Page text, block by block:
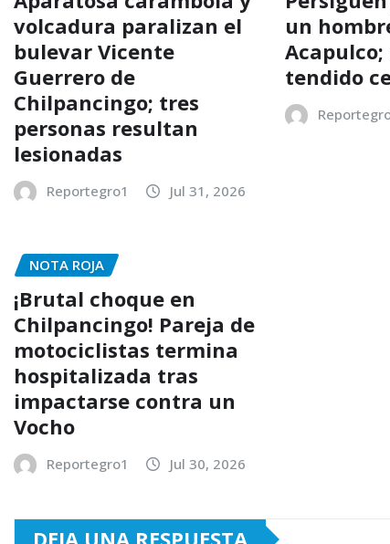
volcadura paralizan el
bulevar Vicente
Guerrero de
Chilpancingo; tres
personas resultan
lesionadas
Reportegro1 Jul 31, 2026
un
Acapulco;
tendido
NOTA ROJA
¡Brutal choque en
Chilpancingo! Pareja de
motociclistas termina
hospitalizada tras
impactarse contra un
Vocho
Reportegro1 Jul 30, 2026